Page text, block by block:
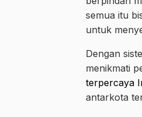
semua itu
untuk
Dengan
menikmati
terpercaya
antarkota